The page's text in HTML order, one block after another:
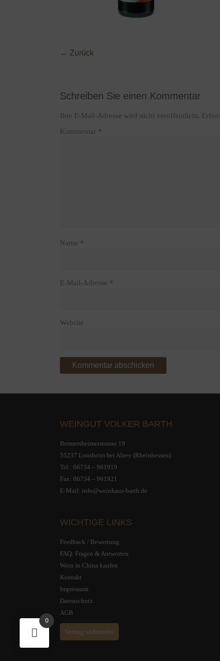
← Zurück
Schreiben Sie einen Kommentar
Ihre E-Mail-Adresse wird nicht veröffentlicht.
Kommentar *
Name *
E-Mail-Adresse *
Website
WEINGUT VOLKER BARTH
Bermersheimerstrasse 19
55237 Lonsheim bei Alzey (Rheinhessen)
Tel.: 06734 – 961919
Fax: 06734 – 961921
E-Mail: info@weinhaus-barth.de
WICHTIGE LINKS
Feedback / Bewertung
FAQ: Fragen & Antworten
Wein in China kaufen
Kontakt
Impressum
Datenschutz
AGB
Vertrag widerrufen
0